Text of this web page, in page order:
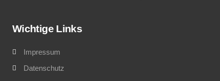
Wichtige Links
Impressum
Datenschutz